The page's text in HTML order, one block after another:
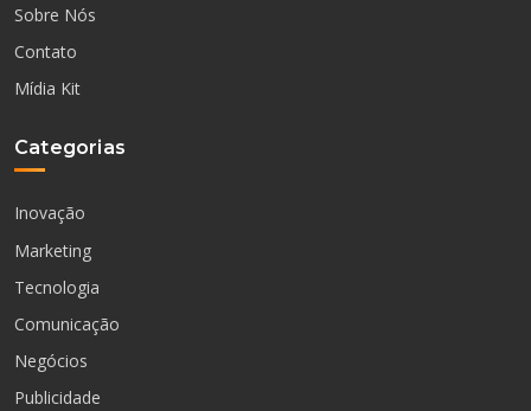
Sobre Nós
Contato
Mídia Kit
Categorias
Inovação
Marketing
Tecnologia
Comunicação
Negócios
Publicidade